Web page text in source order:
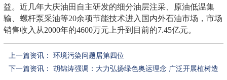
益。近几年大庆油田自主研发的细分油层注采、原油低温集
输、螺杆泵采油等20余项节能技术进入国内外石油市场，市场
销售收入从2000年的4600万元上升到目前的7.45亿元。
上一篇资讯： 环境污染问题居第四位
下一篇资讯： 胡锦涛强调：大力弘扬绿色奥运理念 广泛开展植树造